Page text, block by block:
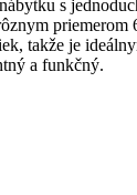
s
takže je
a funkčný.